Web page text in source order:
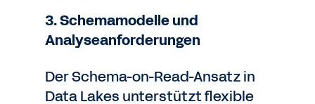
3. Schemamodelle und
Analyseanforderungen
Der Schema-on-Read-Ansatz in
Data Lakes unterstützt flexible